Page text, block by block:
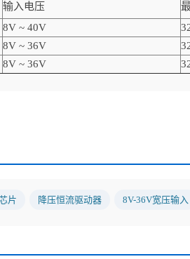
输入电压
8V ~ 40V
8V ~ 36V
8V ~ 36V
片 降压恒流驱动器 8V-36V宽压输入